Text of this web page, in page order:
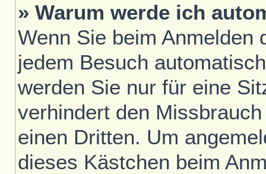
» Warum werde ich
Wenn Sie beim Anmelden
jedem Besuch
werden Sie nur für eine
verhindert den
einen Dritten. Um
dieses Kästchen beim